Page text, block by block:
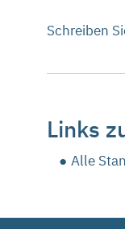
Schreiben
Links
Alle